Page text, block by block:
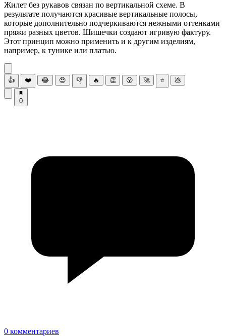
Жилет без рукавов связан по вертикальной схеме. В
результате получаются красивые вертикальные полосы,
которые дополнительно подчеркиваются нежными оттенками
пряжи разных цветов. Шишечки создают игривую фактуру.
Этот принцип можно применить и к другим изделиям,
например, к тунике или платью.
👍 ❤️ 😂 😍 👎 🔥 👏 😮 🚀 ⭐ 💩
0
0 комментариев